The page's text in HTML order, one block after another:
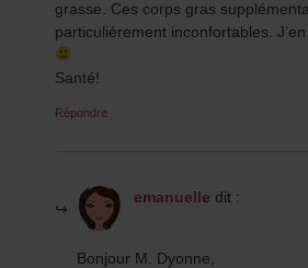
grasse. Ces corps gras
particulièrement inconfortables.
Santé!
Répondre
emanuelle dit :
Bonjour M. Dyonne,